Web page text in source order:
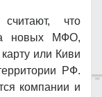
что
новых МФО,
или Киви
РФ.
компании и